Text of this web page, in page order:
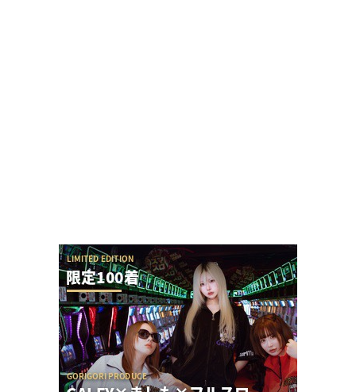
ワンダーランド百年橋店に来店したましもさんの
データまとめに不服な人「ましも来店百年橋ほぼ
毎...